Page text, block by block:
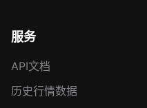
服务
API文档
历史行情数据